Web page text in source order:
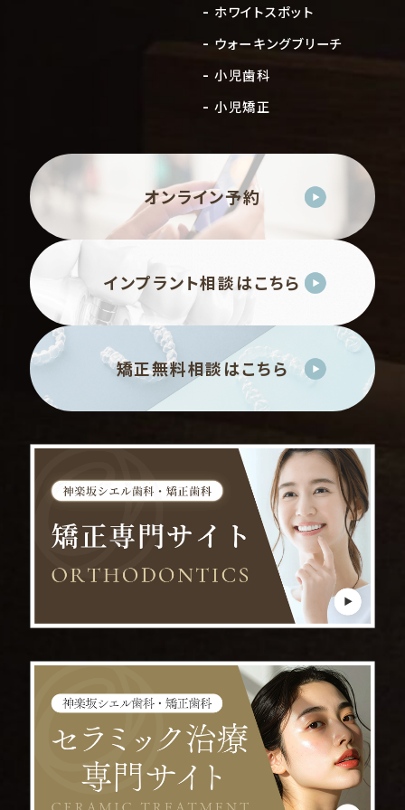
ホワイトスポット
ウォーキングブリーチ
小児歯科
小児矯正
オンライン予約
インプラント相談はこちら
矯正無料相談はこちら